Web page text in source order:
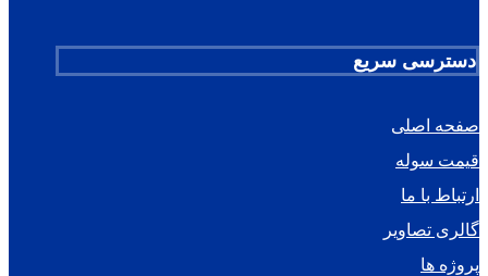
دسترسی سریع
صفحه اصلی
قیمت سوله
ارتباط با ما
گالری تصاویر
پروژه ها